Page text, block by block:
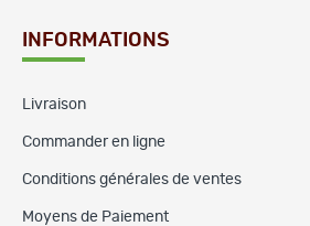
INFORMATIONS
Livraison
Commander en ligne
Conditions générales de ventes
Moyens de Paiement